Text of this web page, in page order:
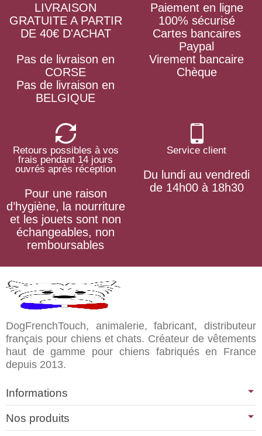
LIVRAISON
GRATUITE A PARTIR
DE 40€ D'ACHAT
Pas de livraison en
CORSE
Pas de livraison en
BELGIQUE
Paiement en ligne
100% sécurisé
Cartes bancaires
Paypal
Virement bancaire
Chèque
Retours possibles à vos
frais pendant 14 jours
ouvrés après réception
Pour une raison
d’hygiène, la nourriture
et les jouets sont non
échangeables, non
remboursables
Service client
Du lundi au vendredi
de 14h00 à 18h30
DogFrenchTouch, animalerie, fabricant, distributeur
français pour chiens et chats. Créateur de vêtements
haut de gamme pour chiens fabriqués en France
depuis 2013.
Informations
Nos produits